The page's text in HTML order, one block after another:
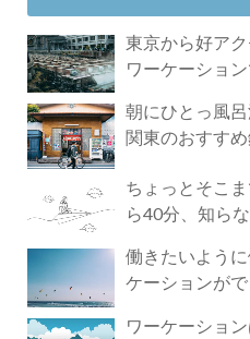
東京から好ア
ワーケーショ
朝にひとっ風
関東のおすす
ちょっとそこ
ら40分、知ら
働きたいよう
ケーションが
ワーケーショ